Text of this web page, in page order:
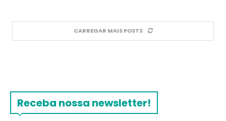
CARREGAR MAIS POSTS
Receba nossa newsletter!